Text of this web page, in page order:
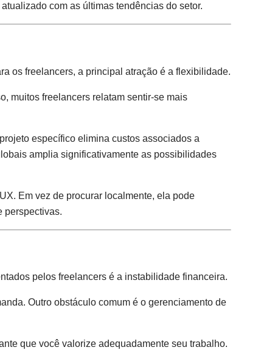
com as últimas tendências do setor.
os freelancers, a principal atração é a flexibilidade.
muitos freelancers relatam sentir-se mais
específico elimina custos associados a
amplia significativamente as possibilidades
Em vez de procurar localmente, ela pode
perspectivas.
pelos freelancers é a instabilidade financeira.
Outro obstáculo comum é o gerenciamento de
que você valorize adequadamente seu trabalho.